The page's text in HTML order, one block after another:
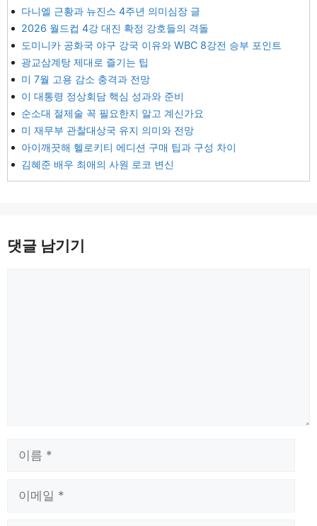
다니엘 근황과 뉴진스 4주년 의미심장 글
2026 월드컵 4강 대진 확정 강호들의 격돌
도미니카 공화국 야구 강국 이유와 WBC 8강전 승부 포인트
광교삼계탕 제대로 즐기는 팁
미 7월 고용 감소 충격과 전망
이 대통령 정상회담 핵심 성과와 준비
순소대 절제술 꼭 필요한지 알고 계신가요
미 재무부 관찰대상국 유지 의미와 전망
아이깨끗해 헬로키티 에디션 구매 팁과 구성 차이
김혜준 배우 최애의 사원 로코 변신
댓글 남기기